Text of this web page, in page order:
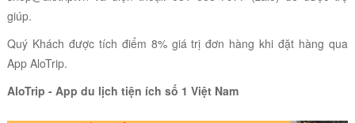
giúp.
Quý Khách được tích điểm 8% giá trị đơn hàng khi đặt hàng qua
App AloTrip.
AloTrip - App du lịch tiện ích số 1 Việt Nam